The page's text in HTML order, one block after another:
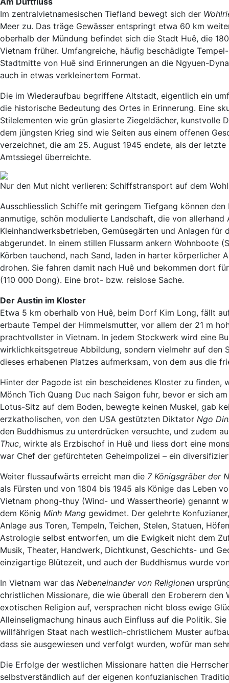
Im zentralvietnamesischen Tiefland bewegt sich der
Meer zu. Das träge Gewässer entspringt etwa 60 km
oberhalb der Mündung befindet sich die Stadt Huê, die
Vietnam früher. Umfangreiche, häufig beschädigte
Stadtmitte von Huê sind Erinnerungen an die Ngyuen-
auch in etwas verkleinertem Format.
Die im Wiederaufbau begriffene Altstadt, eigentlich ein
die historische Bedeutung des Ortes in Erinnerung. Eine
Stilelementen wie grün glasierte Ziegeldächer, kunstvolle
dem jüngsten Krieg sind wie Seiten aus einem offenen
verzeichnet, die am 25. August 1945 endete, als der
Amtssiegel überreichte.
Nur den Mut nicht verlieren: Schiffstransport auf dem
Ausschliesslich Schiffe mit geringem Tiefgang können
anmutige, schön modulierte Landschaft, die von
Kleinhandwerksbetrieben, Gemüsegärten und Anlagen
abgerundet. In einem stillen Flussarm ankern Wohnboote
Körben tauchend, nach Sand, laden in harter körperlicher
drohen. Sie fahren damit nach Huê und bekommen dort
(110 000 Dong). Eine brot- bzw. reislose Sache.
Der Austin im Kloster
Etwa 5 km oberhalb von Huê, beim Dorf Kim Long, fällt
erbaute Tempel der Himmelsmutter, vor allem der 21 m
prachtvollster in Vietnam. In jedem Stockwerk wird eine
wirklichkeitsgetreue Abbildung, sondern vielmehr auf den
dieses erhabenen Platzes aufmerksam, von dem aus die
Hinter der Pagode ist ein bescheidenes Kloster zu finden,
Mönch Tich Quang Duc nach Saigon fuhr, bevor er sich
Lotus-Sitz auf dem Boden, bewegte keinen Muskel, gab
erzkatholischen, von den USA gestützten Diktator Ngo
den Buddhismus zu unterdrücken versuchte, und zudem
Thuc, wirkte als Erzbischof in Huê und liess dort eine
war Chef der gefürchteten Geheimpolizei – ein
Weiter flussaufwärts erreicht man die 7 Königsgräber der
als Fürsten und von 1804 bis 1945 als Könige das Leben
Vietnam phong-thuy (Wind- und Wassertheorie) genannt
dem König Minh Mang gewidmet. Der gelehrte
Anlage aus Toren, Tempeln, Teichen, Stelen, Statuen,
Astrologie selbst entworfen, um die Ewigkeit nicht dem
Musik, Theater, Handwerk, Dichtkunst, Geschichts- und
einzigartige Blütezeit, und auch der Buddhismus wurde
In Vietnam war das Nebeneinander von Religionen
christlichen Missionare, die wie überall den Eroberern
exotischen Religion auf, versprachen nicht bloss ewige
Alleinseligmachung hinaus auch Einfluss auf die Politik.
willfährigen Staat nach westlich-christlichem Muster
dass sie ausgewiesen und verfolgt wurden, wofür man
Die Erfolge der westlichen Missionare hatten die
selbstverständlich auf der eigenen konfuzianischen